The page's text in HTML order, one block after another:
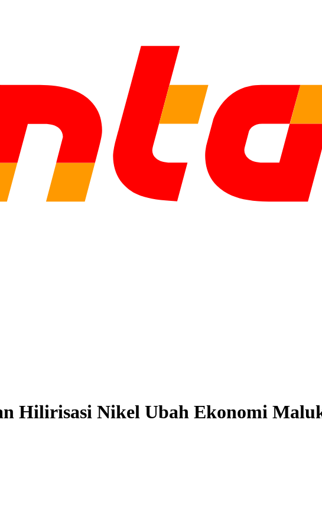
Hilirisasi Nikel Ubah Ekonomi